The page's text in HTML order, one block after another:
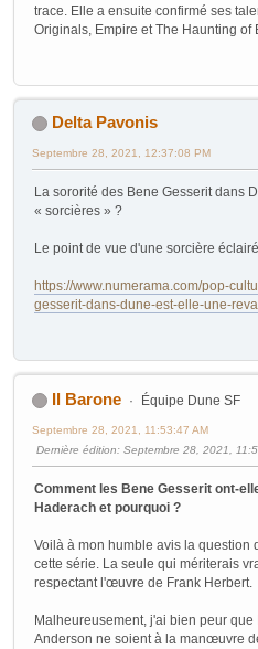
trace. Elle a ensuite confirmé ses
Originals, Empire et The Haunting of
Delta Pavonis
Septembre 28, 2021, 12:37:08 PM
La sororité des Bene Gesserit dans
« sorcières » ?
Le point de vue d'une sorcière
https://www.numerama.com/pop-
gesserit-dans-dune-est-elle-une-
Il Barone Équipe Dune SF
Septembre 28, 2021, 11:53:47 AM
Dernière édition: Septembre 28, 2021,
Comment les Bene Gesserit ont-
Haderach et pourquoi ?
Voilà à mon humble avis la question
cette série. La seule qui mériterais
respectant l'œuvre de Frank Herbert.
Malheureusement, j'ai bien peur
Anderson ne soient à la manœuvre